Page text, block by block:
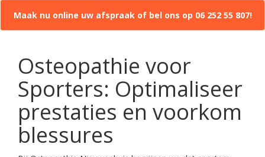
Maak nu online uw afspraak of bel ons op 06 252 55 807!
Osteopathie voor
Sporters: Optimaliseer
prestaties en voorkom
blessures